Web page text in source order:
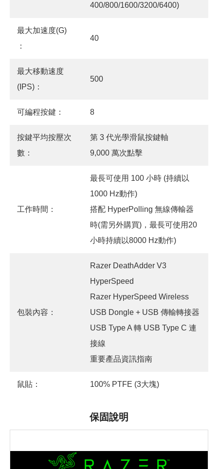
400/800/1600/3200/6400)
最大加速度(G)
：
40
最大移動速度
(IPS)：
500
可編程按鍵： 8
按鍵平均按壓次
數：
第 3 代光學滑鼠按鍵軸
9,000 萬次點擊
工作時間：
最長可使用 100 小時 (持續以
1000 Hz動作)
搭配 HyperPolling 無線傳輸器
時(需另外購買)，最長可使用20
小時持續以8000 Hz動作)
包裝內容：
Razer DeathAdder V3
HyperSpeed
Razer HyperSpeed Wireless
USB Dongle + USB 傳輸轉接器
USB Type A 轉 USB Type C 連
接線
重要產品資訊指南
鼠貼： 100% PTFE (3大塊)
保固說明